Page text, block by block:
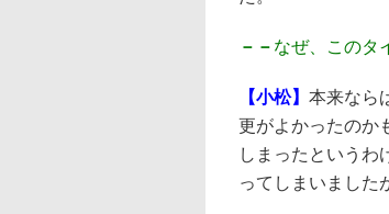
－－ なぜ、このタ
【小松】 本来なら
更がよかったのか
しまったというわ
ってしまいました